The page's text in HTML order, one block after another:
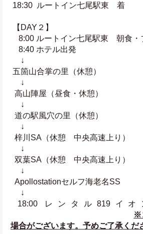
18:30  ルートイン七尾駅東　着
【DAY２】
8:00 ルートイン七尾駅東　朝食・
8:40 ホテル出発
↓
五箇山合掌の里（休憩）
↓
高山陣屋（昼食・休憩）
↓
道の駅風穴の里（休憩）
↓
梓川SA（休憩　中央高速上り）
↓
双葉SA（休憩　中央高速上り）
↓
Apollostationセルフ海老名SS
↓
18:00 レンタル819イ
※
場合がございます。予めご了承くだ